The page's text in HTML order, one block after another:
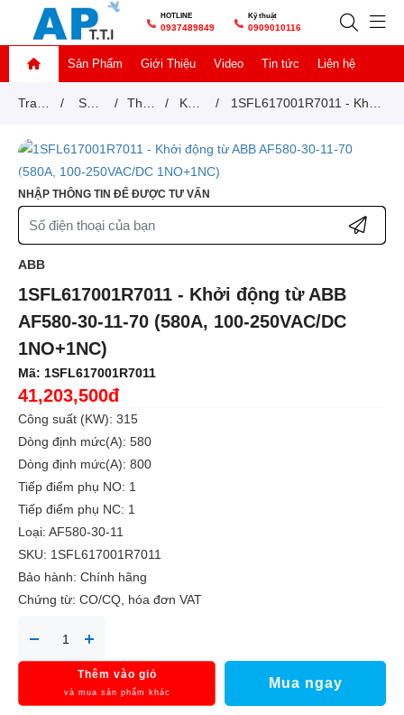
HOTLINE
0937489849
Kỹ thuật
0909010116
Sản Phẩm Giới Thiệu Video Tin tức Liên hệ
Trang
chủ
/ Sản / Thiết
đóng
cắt
/ Khởi
từ
/ 1SFL617001R7011 - Khởi
250VAC/DC 1NO+1NC)
NHẬP THÔNG TIN ĐỂ ĐƯỢC TƯ VẤN
ABB
1SFL617001R7011 - Khởi động từ ABB
AF580-30-11-70 (580A, 100-250VAC/DC
1NO+1NC)
Mã: 1SFL617001R7011
41,203,500đ
Công suất (KW): 315
Dòng định mức(A): 580
Dòng định mức(A): 800
Tiếp điểm phụ NO: 1
Tiếp điểm phụ NC: 1
Loại: AF580-30-11
SKU: 1SFL617001R7011
Bảo hành: Chính hãng
Chứng từ: CO/CQ, hóa đơn VAT
Thêm vào giỏ
và mua sản phẩm khác
Mua ngay